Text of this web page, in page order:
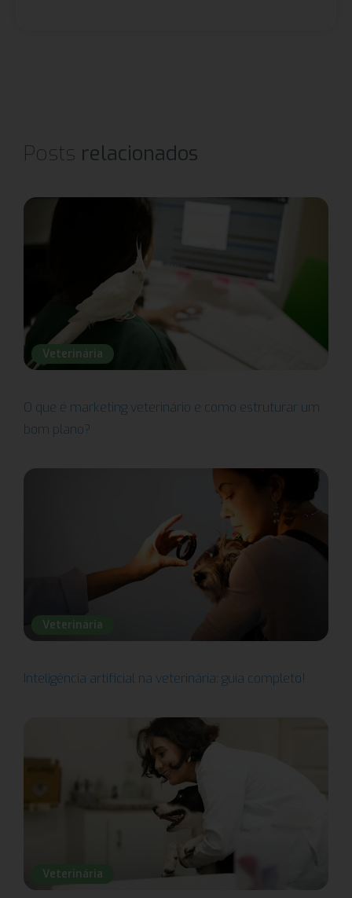
Posts relacionados
Veterinária
O que é marketing veterinário e como estruturar um
bom plano?
Veterinária
Inteligência artificial na veterinária: guia completo!
Veterinária